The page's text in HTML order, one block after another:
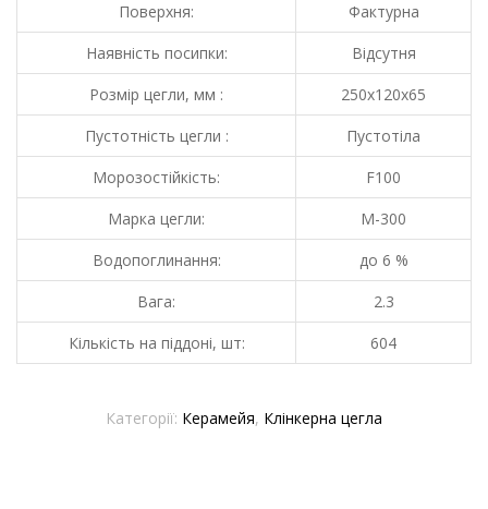
Поверхня:
Фактурна
Наявність посипки:
Відсутня
Розмір цегли, мм :
250х120х65
Пустотність цегли :
Пустотіла
Морозостійкість:
F100
Марка цегли:
М-300
Водопоглинання:
до 6 %
Вага:
2.3
Кількість на піддоні, шт:
604
Категорії: Керамейя, Клінкерна цегла